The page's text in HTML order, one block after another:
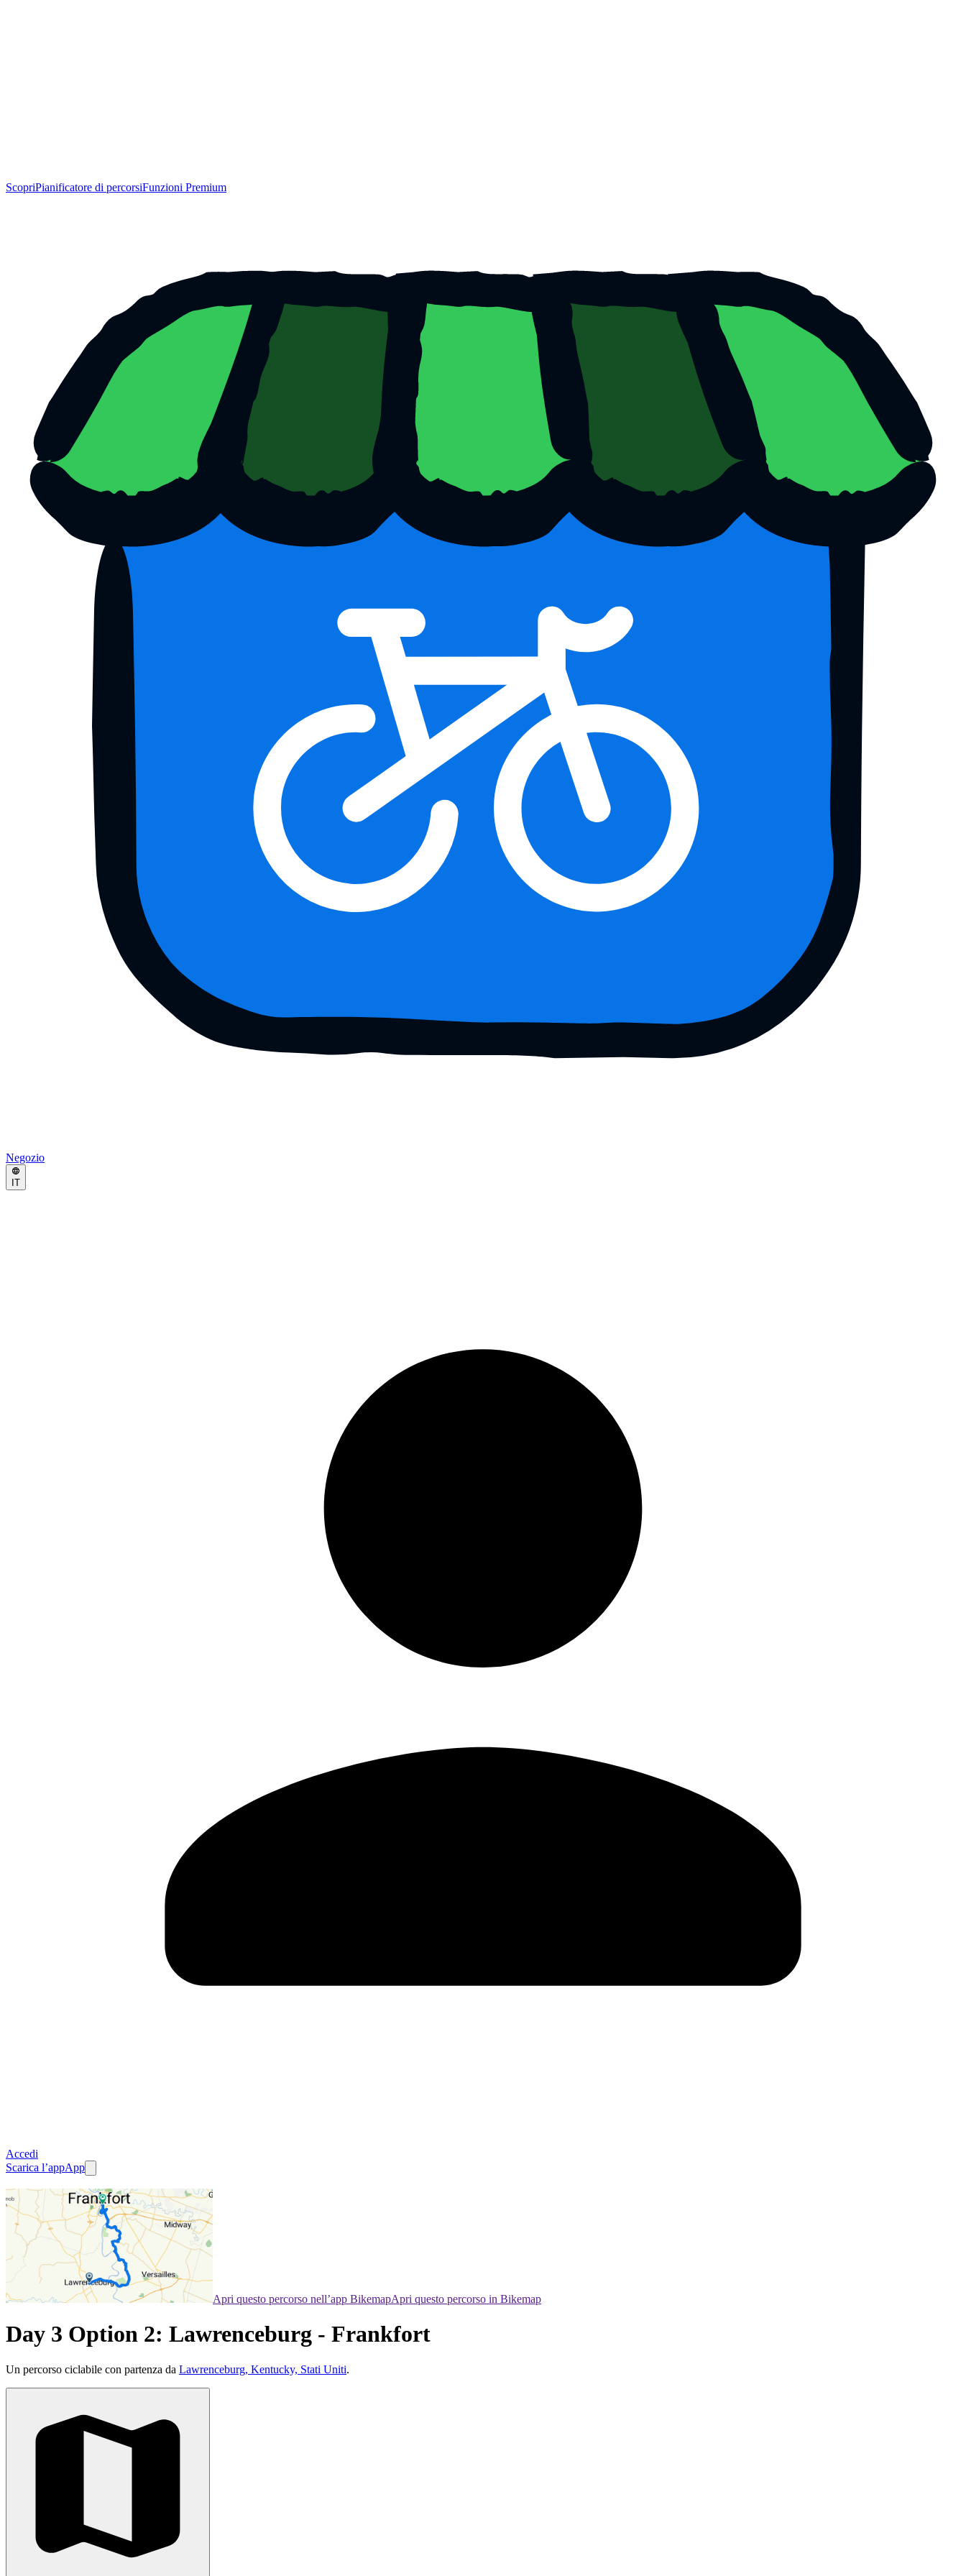
ScopriPianificatore di percorsiFunzioni Premium
Negozio
IT
Accedi
Scarica l’appApp
Apri questo percorso nell’app BikemapApri questo percorso in Bikemap
Day 3 Option 2: Lawrenceburg - Frankfort
Un percorso ciclabile con partenza da Lawrenceburg, Kentucky, Stati Uniti.